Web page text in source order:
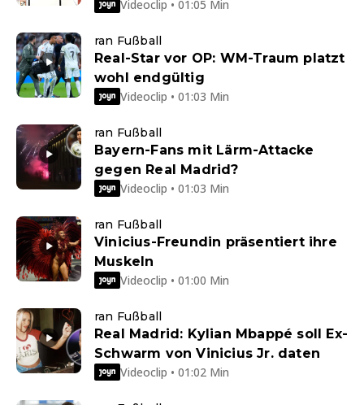
Videoclip • 01:05 Min
ran Fußball
Real-Star vor OP: WM-Traum platzt
wohl endgültig
Videoclip • 01:03 Min
ran Fußball
Bayern-Fans mit Lärm-Attacke
gegen Real Madrid?
Videoclip • 01:03 Min
ran Fußball
Vinicius-Freundin präsentiert ihre
Muskeln
Videoclip • 01:00 Min
ran Fußball
Real Madrid: Kylian Mbappé soll Ex-
Schwarm von Vinicius Jr. daten
Videoclip • 01:02 Min